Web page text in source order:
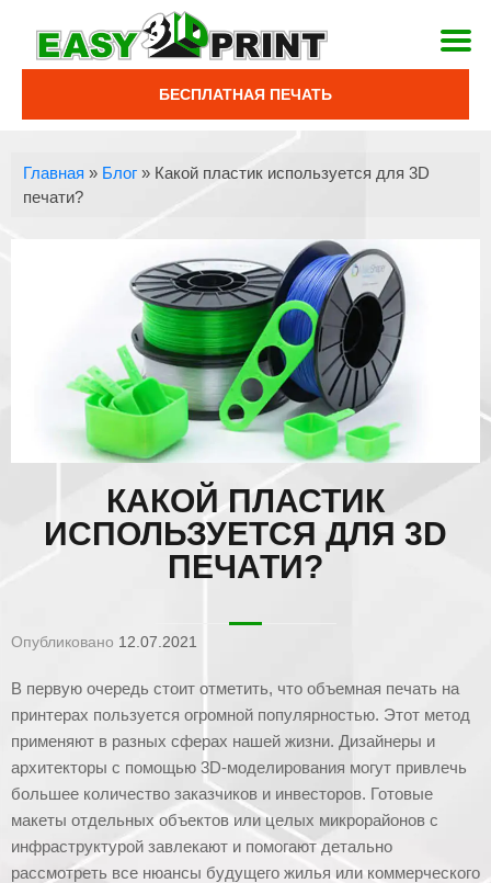
БЕСПЛАТНАЯ ПЕЧАТЬ
Главная » Блог » Какой пластик используется для 3D
печати?
КАКОЙ ПЛАСТИК
ИСПОЛЬЗУЕТСЯ ДЛЯ 3D
ПЕЧАТИ?
Опубликовано 12.07.2021
В первую очередь стоит отметить, что объемная печать на
принтерах пользуется огромной популярностью. Этот метод
применяют в разных сферах нашей жизни. Дизайнеры и
архитекторы с помощью 3D-моделирования могут привлечь
большее количество заказчиков и инвесторов. Готовые
макеты отдельных объектов или целых микрорайонов с
инфраструктурой завлекают и помогают детально
рассмотреть все нюансы будущего жилья или коммерческого